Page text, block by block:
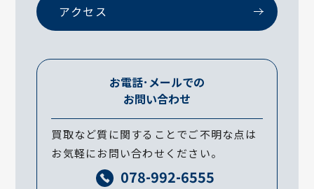
アクセス
お電話･メールでの
お問い合わせ
買取など質に関することでご不明な点は
お気軽にお問い合わせください。
078-992-6555